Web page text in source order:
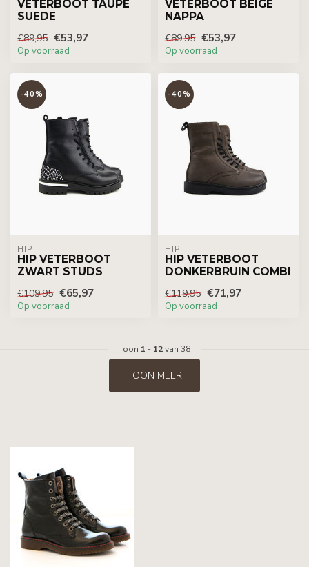
VETERBOOT TAUPE
SUEDE
€89,95 €53,97
Op voorraad
VETERBOOT BEIGE
NAPPA
€89,95 €53,97
Op voorraad
-40%
HIP
HIP VETERBOOT
ZWART STUDS
€109,95 €65,97
Op voorraad
-40%
HIP
HIP VETERBOOT
DONKERBRUIN COMBI
€119,95 €71,97
Op voorraad
Toon 1 - 12van 38
TOON MEER